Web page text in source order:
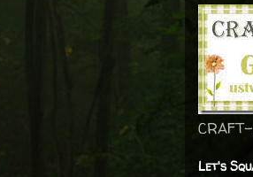
Let's